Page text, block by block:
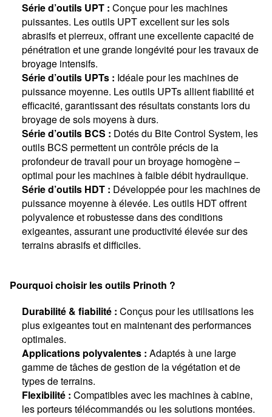
Série d’outils UPT : Conçue pour les machines
puissantes. Les outils UPT excellent sur les sols
abrasifs et pierreux, offrant une excellente capacité de
pénétration et une grande longévité pour les travaux de
broyage intensifs.
Série d’outils UPTs : Idéale pour les machines de
puissance moyenne. Les outils UPTs allient fiabilité et
efficacité, garantissant des résultats constants lors du
broyage de sols moyens à durs.
Série d’outils BCS : Dotés du Bite Control System, les
outils BCS permettent un contrôle précis de la
profondeur de travail pour un broyage homogène –
optimal pour les machines à faible débit hydraulique.
Série d’outils HDT : Développée pour les machines de
puissance moyenne à élevée. Les outils HDT offrent
polyvalence et robustesse dans des conditions
exigeantes, assurant une productivité élevée sur des
terrains abrasifs et difficiles.
Pourquoi choisir les outils Prinoth ?
Durabilité & fiabilité : Conçus pour les utilisations les
plus exigeantes tout en maintenant des performances
optimales.
Applications polyvalentes : Adaptés à une large
gamme de tâches de gestion de la végétation et de
types de terrains.
Flexibilité : Compatibles avec les machines à cabine,
les porteurs télécommandés ou les solutions montées.